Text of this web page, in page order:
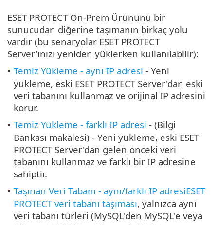
ESET PROTECT On-Prem Ürününü bir
sunucudan diğerine taşımanın birkaç yolu
vardır (bu senaryolar ESET PROTECT
Server'ınızı yeniden yüklerken kullanılabilir):
• Temiz Yükleme - aynı IP adresi - Yeni
yükleme, eski ESET PROTECT Server'dan eski
veri tabanını kullanmaz ve orijinal IP adresini
korur.
• Temiz Yükleme - farklı IP adresi - (Bilgi
Bankası makalesi) - Yeni yükleme, eski ESET
PROTECT Server'dan gelen önceki veri
tabanını kullanmaz ve farklı bir IP adresine
sahiptir.
• Taşınan Veri Tabanı - aynı/farklı IP adresiESET
PROTECT veri tabanı taşıması, yalnızca aynı
veri tabanı türleri (MySQL'den MySQL'e veya